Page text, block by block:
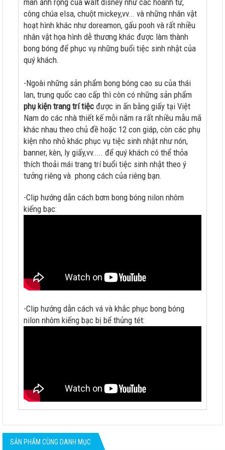
công chúa elsa, chuột mickey,vv... và những nhân vật
hoạt hình khác như doreamon, gấu pooh và rất nhiều
nhân vật họa hình dễ thương khác được làm thành
bong bóng để phục vụ những buổi tiệc sinh nhật của
quý khách.
-Ngoài những sản phẩm bong bóng cao su của thái
lan, trung quốc cao cấp thì còn có những sản phẩm
phụ kiện trang trí tiệc được in ấn bằng giấy tại Việt
Nam do các nhà thiết kế mỗi năm ra rất nhiều mẫu mã
khác nhau theo chủ đề hoặc 12 con giáp, còn các phụ
kiện nho nhỏ khác phục vụ tiệc sinh nhật như nón,
banner, kèn, ly giấy,vv..... để quý khách có thể thỏa
thích thoải mái trang trí buổi tiệc sinh nhật theo ý
tưởng riêng và phong cách của riêng bạn.
-Clip hướng dẫn cách bơm bong bóng nilon nhôm
kiếng bạc:
-Clip hướng dẫn cách vá và khắc phục bong bóng
nilon nhôm kiếng bạc bị bể thủng tét:
SẢN PHẨM CÙNG DANH MỤC